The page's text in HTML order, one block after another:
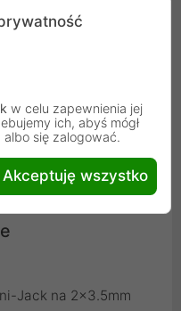
Jack na 2x3.5mm
w celu zapewnienia jej
ich, abyś mógł
się zalogować.
Akceptuję wszystko